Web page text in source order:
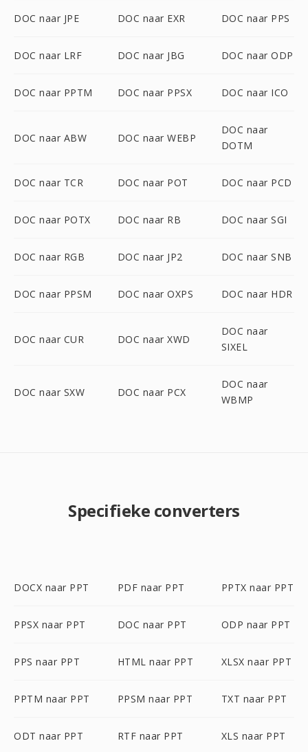
DOC naar JPE DOC naar EXR DOC naar PPS
DOC naar LRF DOC naar JBG DOC naar ODP
DOC naar PPTM DOC naar PPSX DOC naar ICO
DOC naar ABW DOC naar WEBP
DOC naar
DOTM
DOC naar TCR DOC naar POT DOC naar PCD
DOC naar POTX DOC naar RB DOC naar SGI
DOC naar RGB DOC naar JP2 DOC naar SNB
DOC naar PPSM DOC naar OXPS DOC naar HDR
DOC naar CUR DOC naar XWD
DOC naar
SIXEL
DOC naar SXW DOC naar PCX
DOC naar
WBMP
Specifieke converters
DOCX naar PPT PDF naar PPT PPTX naar PPT
PPSX naar PPT DOC naar PPT ODP naar PPT
PPS naar PPT HTML naar PPT XLSX naar PPT
PPTM naar PPT PPSM naar PPT TXT naar PPT
ODT naar PPT RTF naar PPT XLS naar PPT